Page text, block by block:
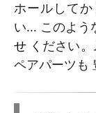
ホールして
い… このよう
せ ください
ペアパーツも